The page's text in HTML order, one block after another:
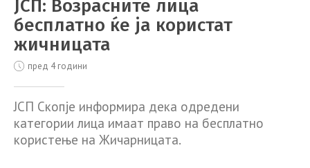
ЈСП: Возрасните лица
бесплатно ќе ја користат
жичницата
пред 4 години
ЈСП Скопје информира дека одредени
категории лица имаат право на бесплатно
користење на Жичарницата.